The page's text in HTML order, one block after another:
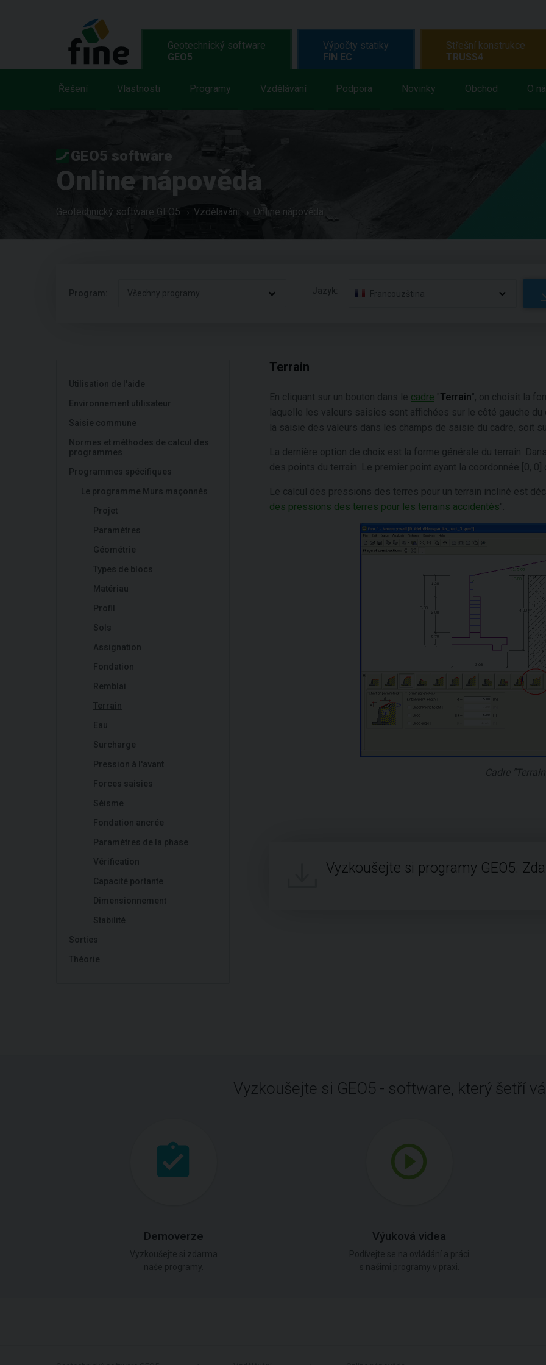
Geotechnický software
GEO5
Řešení Vlastnosti Programy Vzdělávání Podpora Novinky Obchod O
Výpočty statiky
FIN EC
Střešní konstrukce
TRUSS4
GEO5 software
Online nápověda
Geotechnický software GEO5 Vzdělávání Online nápověda
Program: Všechny programy Jazyk: Francouzština
Utilisation de l'aide
Environnement utilisateur
Saisie commune
Normes et méthodes de calcul des
programmes
Programmes spécifiques
Le programme Murs maçonnés
Projet
Paramètres
Géométrie
Types de blocs
Matériau
Profil
Sols
Assignation
Fondation
Remblai
Terrain
Eau
Surcharge
Pression à l'avant
Forces saisies
Séisme
Fondation ancrée
Paramètres de la phase
Vérification
Capacité portante
Dimensionnement
Stabilité
Sorties
Théorie
Terrain
En cliquant sur un bouton dans le cadre "Terrain", on choisit la
laquelle les valeurs saisies sont affichées sur le côté gauche
la saisie des valeurs dans les champs de saisie du cadre, soit
La dernière option de choix est la forme générale du terrain.
des points du terrain. Le premier point ayant la coordonnée [0,
Le calcul des pressions des terres pour un terrain incliné est
des pressions des terres pour les terrains accidentés".
Cadre
Vyzkoušejte si programy GEO5.
Vyzkoušejte si GEO5 - software, který šetří
Demoverze Výuková videa